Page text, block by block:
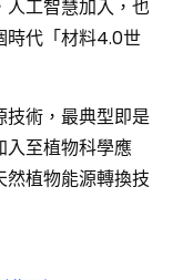
人工智慧加入，也
時代「材料4.0世
技術，最典型即是
入至植物科學應
植物能源轉換技